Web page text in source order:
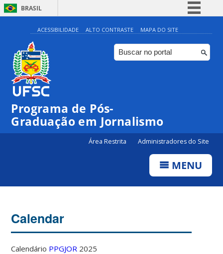
BRASIL
Simplifique!
Comunica BR
Participe
ACESSIBILIDADE ALTO CONTRASTE MAPA DO SITE
Programa de Pós-
Graduação em Jornalismo
Área Restrita Administradores do Site
MENU
Calendar
Calendário PPGJOR 2025